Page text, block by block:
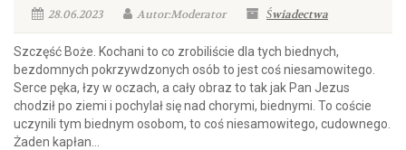
28.06.2023 Autor:Moderator Świadectwa
Szczęść Boże. Kochani to co zrobiliście dla tych biednych,
bezdomnych pokrzywdzonych osób to jest coś niesamowitego.
Serce pęka, łzy w oczach, a cały obraz to tak jak Pan Jezus
chodził po ziemi i pochylał się nad chorymi, biednymi. To coście
uczynili tym biednym osobom, to coś niesamowitego, cudownego.
Żaden kapłan...